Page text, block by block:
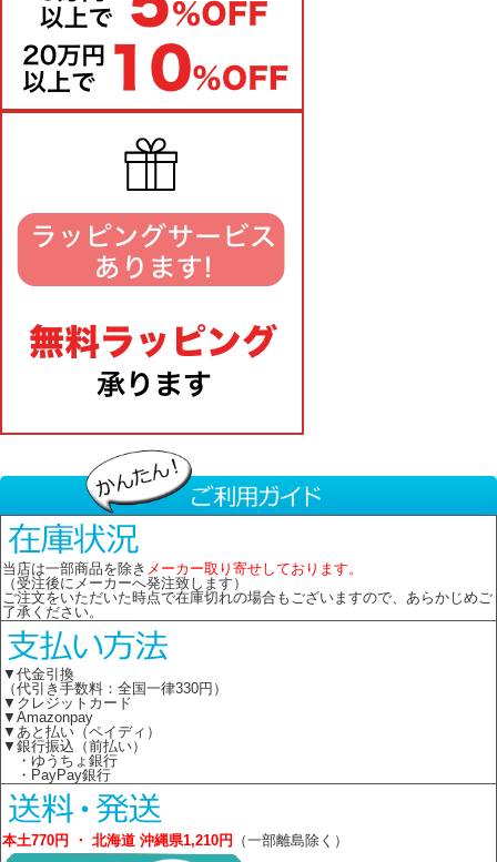
当店は一部商品を除き メーカー取り寄せしております。
（受注後にメーカーへ発注致します）
ご注文をいただいた時点で在庫切れの場合もございますので、あらかじめご
了承ください。
▼代金引換
（代引き手数料：全国一律330円）
▼クレジットカード
▼Amazonpay
▼あと払い（ペイディ）
▼銀行振込（前払い）
・ゆうちょ銀行
・PayPay銀行
本土770円 ・ 北海道 沖縄県1,210円 （一部離島除く）